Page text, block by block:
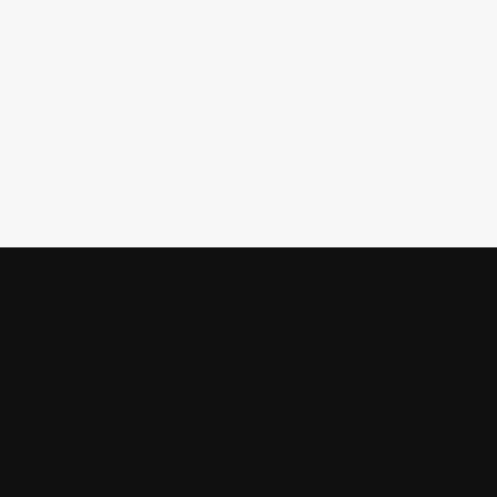
A LOS PEQUES A APRENDER JUGANDO»